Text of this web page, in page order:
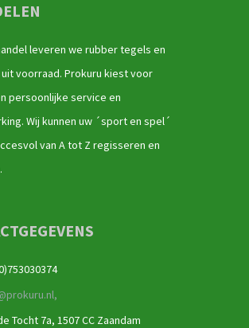
leveren we rubber tegels en
voorraad. Prokuru kiest voor
persoonlijke service en
Wij kunnen uw ´sport en spel´
van A tot Z regisseren en
Tocht 7a, 1507 CC Zaandam